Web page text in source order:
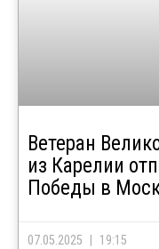
Ветеран
из Карелии
Победы в
07.05.2025 19:15